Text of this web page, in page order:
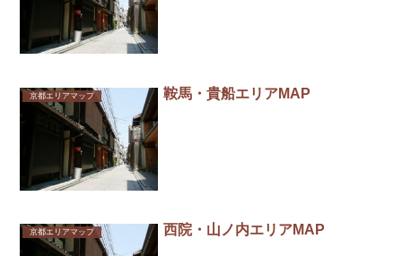
京都エリアマップ 鞍馬・貴船エリアMAP
京都エリアマップ 西院・山ノ内エリアMAP